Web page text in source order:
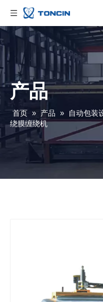
产品
首页 » 产品 » 自动包装
绕膜缠绕机